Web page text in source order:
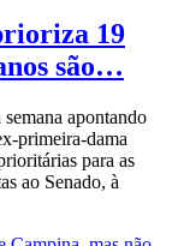
19
são…
apontando
primeira-dama
para as
ao Senado, à